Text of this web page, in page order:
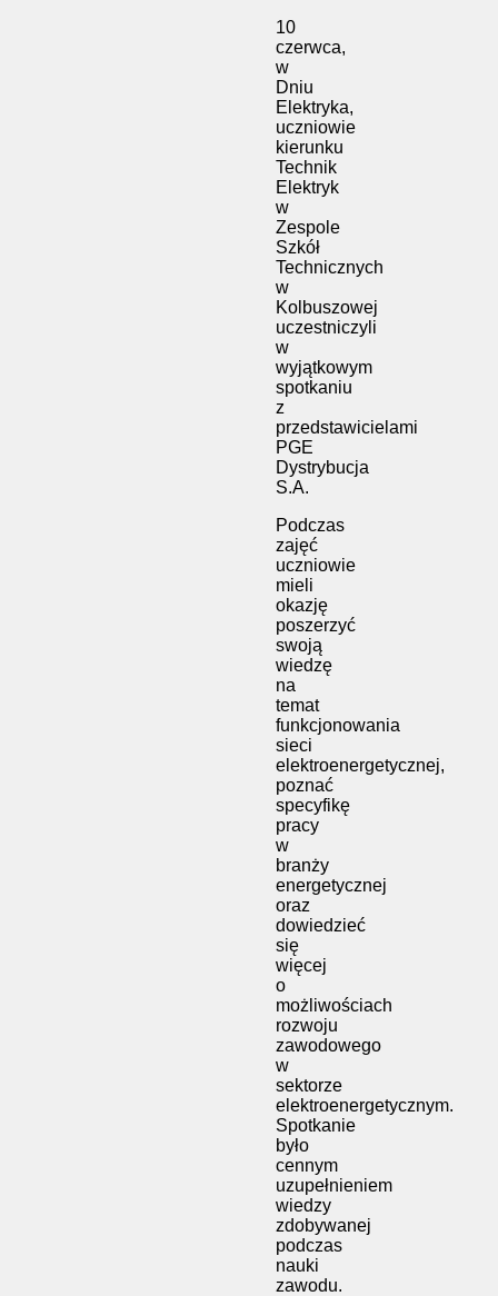
10
czerwca,
w
Dniu
Elektryka,
uczniowie
kierunku
Technik
Elektryk
w
Zespole
Szkół
Technicznych
w
Kolbuszowej
uczestniczyli
w
wyjątkowym
spotkaniu
z
przedstawicielami
PGE
Dystrybucja
S.A.
Podczas
zajęć
uczniowie
mieli
okazję
poszerzyć
swoją
wiedzę
na
temat
funkcjonowania
sieci
elektroenergetycznej,
poznać
specyfikę
pracy
w
branży
energetycznej
oraz
dowiedzieć
się
więcej
o
możliwościach
rozwoju
zawodowego
w
sektorze
elektroenergetycznym.
Spotkanie
było
cennym
uzupełnieniem
wiedzy
zdobywanej
podczas
nauki
zawodu.